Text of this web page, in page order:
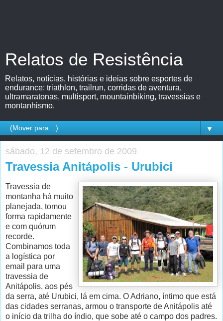
Relatos de Resistência
Relatos, notícias, histórias e ideias sobre esportes de
endurance: triathlon, trailrun, corridas de aventura,
ultramaratonas, multisport, mountainbiking, travessias e
montanhismo.
▼
sábado, 12 de setembro de 2009
Travessia Anitápolis - Urubici
Travessia de
montanha há muito
planejada, tomou
forma rapidamente
e com quórum
recorde.
Combinamos toda
a logística por
email para uma
travessia de
Anitápolis, aos pés
da serra, até Urubici, lá em cima. O Adriano, íntimo que está
das cidades serranas, armou o transporte de Anitápolis até
o início da trilha do índio, que sobe até o campo dos padres.